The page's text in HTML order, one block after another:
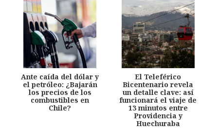
Ante caída del dólar y
el petróleo: ¿Bajarán
los precios de los
combustibles en
Chile?
El Teleférico
Bicentenario revela
un detalle clave: así
funcionará el viaje de
13 minutos entre
Providencia y
Huechuraba